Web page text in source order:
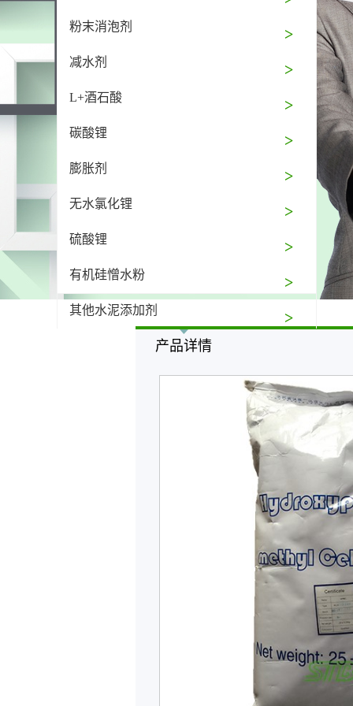
粉末消泡剂
减水剂
L+酒石酸
碳酸锂
膨胀剂
无水氯化锂
硫酸锂
有机硅憎水粉
其他水泥添加剂
产品详情